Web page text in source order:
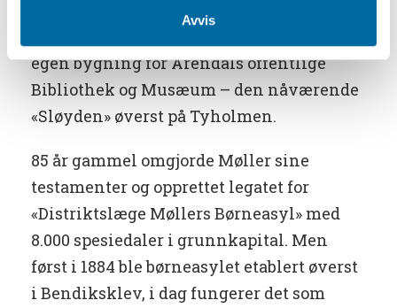
Avvis
samlet inn pengebidrag til oppføringen
egen bygning for Arendals offentlige
Bibliothek og Musæum – den nåværende
«Sløyden» øverst på Tyholmen.
85 år gammel omgjorde Møller sine
testamenter og opprettet legatet for
«Distriktslæge Møllers Børneasyl» med
8.000 spesiedaler i grunnkapital. Men
først i 1884 ble børneasylet etablert øverst
i Bendiksklev, i dag fungerer det som